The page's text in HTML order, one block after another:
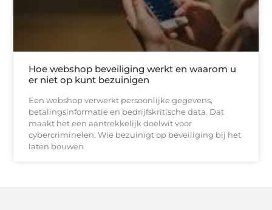
Hoe webshop beveiliging werkt en waarom u
er niet op kunt bezuinigen
Een webshop verwerkt persoonlijke gegevens,
betalingsinformatie en bedrijfskritische data. Dat
maakt het een aantrekkelijk doelwit voor
cybercriminelen. Wie bezuinigt op beveiliging bij het
laten bouwen